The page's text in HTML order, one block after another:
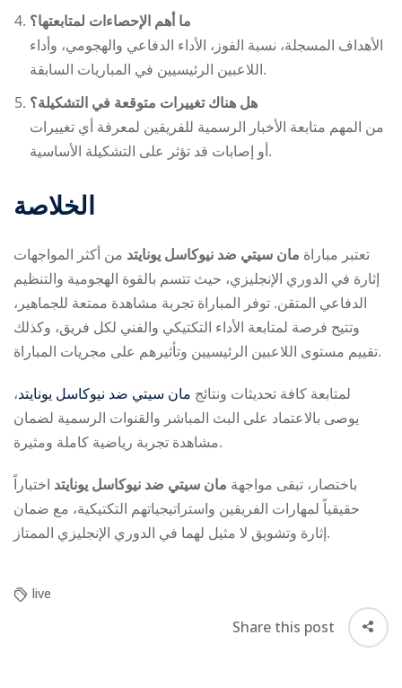
ما أهم الإحصاءات لمتابعتها؟
الأهداف المسجلة، نسبة الفوز، الأداء الدفاعي والهجومي، وأداء
اللاعبين الرئيسيين في المباريات السابقة.
هل هناك تغييرات متوقعة في التشكيلة؟
من المهم متابعة الأخبار الرسمية للفريقين لمعرفة أي تغييرات
أو إصابات قد تؤثر على التشكيلة الأساسية.
الخلاصة
تعتبر مباراة مان سيتي ضد نيوكاسل يونايتد من أكثر المواجهات
إثارة في الدوري الإنجليزي، حيث تتسم بالقوة الهجومية والتنظيم
الدفاعي المتقن. توفر المباراة تجربة مشاهدة ممتعة للجماهير،
وتتيح فرصة لمتابعة الأداء التكتيكي والفني لكل فريق، وكذلك
تقييم مستوى اللاعبين الرئيسيين وتأثيرهم على مجريات المباراة.
لمتابعة كافة تحديثات ونتائج مان سيتي ضد نيوكاسل يونايتد،
يوصى بالاعتماد على البث المباشر والقنوات الرسمية لضمان
مشاهدة تجربة رياضية كاملة ومثيرة.
باختصار، تبقى مواجهة مان سيتي ضد نيوكاسل يونايتد اختباراً
حقيقياً لمهارات الفريقين واستراتيجياتهم التكتيكية، مع ضمان
إثارة وتشويق لا مثيل لهما في الدوري الإنجليزي الممتاز.
live
Share this post